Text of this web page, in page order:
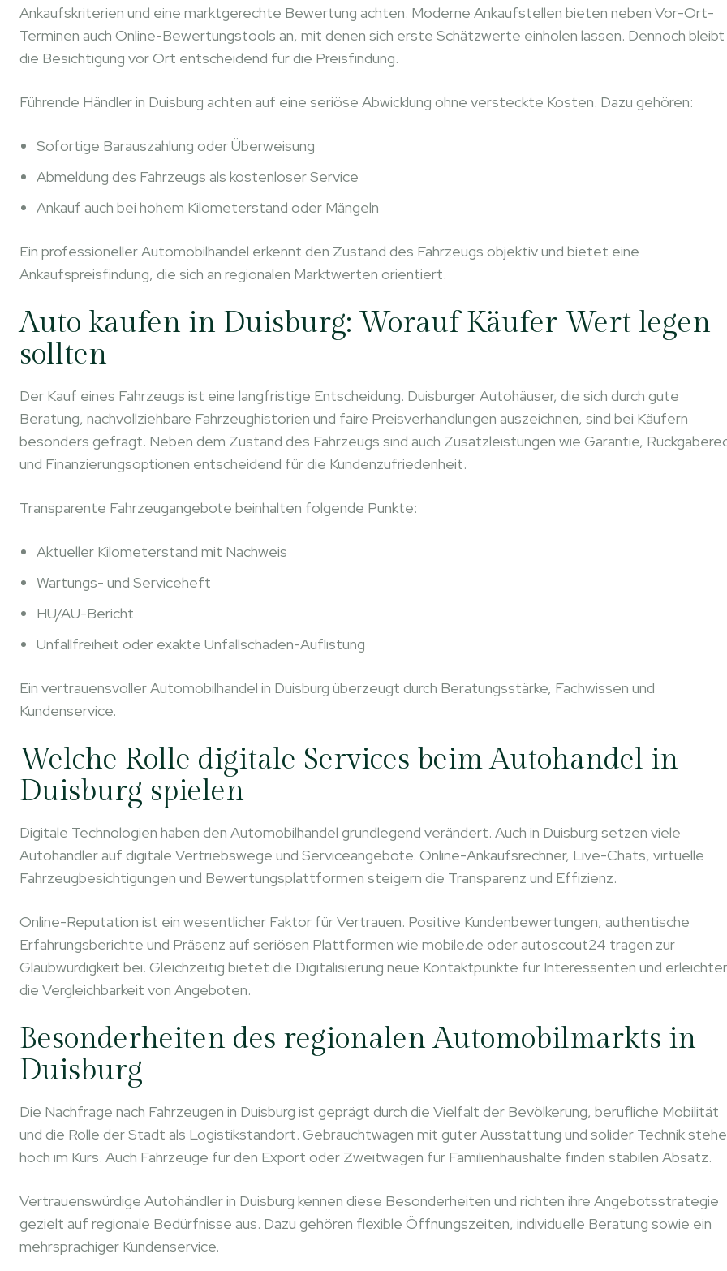
Ankaufskriterien und eine marktgerechte Bewertung achten. Moderne Ankaufstellen bieten neben Vor-Ort-
Terminen auch Online-Bewertungstools an, mit denen sich erste Schätzwerte einholen lassen. Dennoch bleibt
die Besichtigung vor Ort entscheidend für die Preisfindung.
Führende Händler in Duisburg achten auf eine seriöse Abwicklung ohne versteckte Kosten. Dazu gehören:
Sofortige Barauszahlung oder Überweisung
Abmeldung des Fahrzeugs als kostenloser Service
Ankauf auch bei hohem Kilometerstand oder Mängeln
Ein professioneller Automobilhandel erkennt den Zustand des Fahrzeugs objektiv und bietet eine
Ankaufspreisfindung, die sich an regionalen Marktwerten orientiert.
Auto kaufen in Duisburg: Worauf Käufer Wert legen
sollten
Der Kauf eines Fahrzeugs ist eine langfristige Entscheidung. Duisburger Autohäuser, die sich durch gute
Beratung, nachvollziehbare Fahrzeughistorien und faire Preisverhandlungen auszeichnen, sind bei Käufern
besonders gefragt. Neben dem Zustand des Fahrzeugs sind auch Zusatzleistungen wie Garantie,
und Finanzierungsoptionen entscheidend für die Kundenzufriedenheit.
Transparente Fahrzeugangebote beinhalten folgende Punkte:
Aktueller Kilometerstand mit Nachweis
Wartungs- und Serviceheft
HU/AU-Bericht
Unfallfreiheit oder exakte Unfallschäden-Auflistung
Ein vertrauensvoller Automobilhandel in Duisburg überzeugt durch Beratungsstärke, Fachwissen und
Kundenservice.
Welche Rolle digitale Services beim Autohandel in
Duisburg spielen
Digitale Technologien haben den Automobilhandel grundlegend verändert. Auch in Duisburg setzen viele
Autohändler auf digitale Vertriebswege und Serviceangebote. Online-Ankaufsrechner, Live-Chats, virtuelle
Fahrzeugbesichtigungen und Bewertungsplattformen steigern die Transparenz und Effizienz.
Online-Reputation ist ein wesentlicher Faktor für Vertrauen. Positive Kundenbewertungen, authentische
Erfahrungsberichte und Präsenz auf seriösen Plattformen wie mobile.de oder autoscout24 tragen zur
Glaubwürdigkeit bei. Gleichzeitig bietet die Digitalisierung neue Kontaktpunkte für Interessenten und
die Vergleichbarkeit von Angeboten.
Besonderheiten des regionalen Automobilmarkts in
Duisburg
Die Nachfrage nach Fahrzeugen in Duisburg ist geprägt durch die Vielfalt der Bevölkerung, berufliche Mobilität
und die Rolle der Stadt als Logistikstandort. Gebrauchtwagen mit guter Ausstattung und solider Technik
hoch im Kurs. Auch Fahrzeuge für den Export oder Zweitwagen für Familienhaushalte finden stabilen Absatz.
Vertrauenswürdige Autohändler in Duisburg kennen diese Besonderheiten und richten ihre Angebotsstrategie
gezielt auf regionale Bedürfnisse aus. Dazu gehören flexible Öffnungszeiten, individuelle Beratung sowie ein
mehrsprachiger Kundenservice.